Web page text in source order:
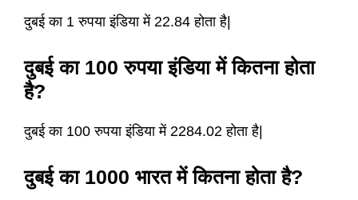
दुबई का 1 रुपया इंडिया में 22.84 होता है|
दुबई का 100 रुपया इंडिया में कितना होता
है?
दुबई का 100 रुपया इंडिया में 2284.02 होता है|
दुबई का 1000 भारत में कितना होता है?